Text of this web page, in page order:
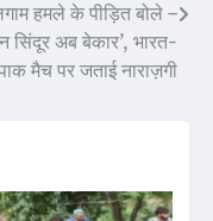
हमले के पीड़ित बोले –
सिंदूर अब बेकार’, भारत-
मैच पर जताई नाराज़गी